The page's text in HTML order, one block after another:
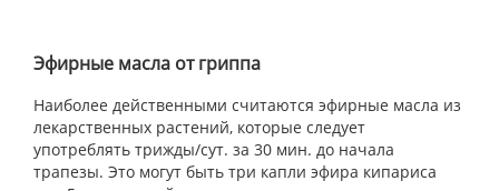
Эфирные масла от гриппа
Наиболее действенными считаются эфирные масла из
лекарственных растений, которые следует
употреблять трижды/сут. за 30 мин. до начала
трапезы. Это могут быть три капли эфира кипариса